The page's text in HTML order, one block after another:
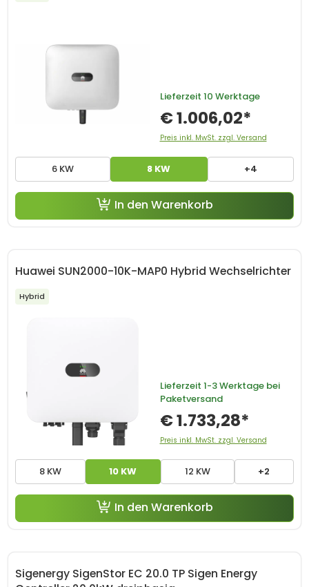
6 KW 8 KW +4
Lieferzeit 10 Werktage
€ 1.006,02*
Preis inkl. MwSt. zzgl. Versand
In den Warenkorb
Huawei SUN2000-10K-MAP0 Hybrid Wechselrichter
Hybrid
8 KW 10 KW 12 KW +2
Lieferzeit 1-3 Werktage bei
Paketversand
€ 1.733,28*
Preis inkl. MwSt. zzgl. Versand
In den Warenkorb
Sigenergy SigenStor EC 20.0 TP Sigen Energy